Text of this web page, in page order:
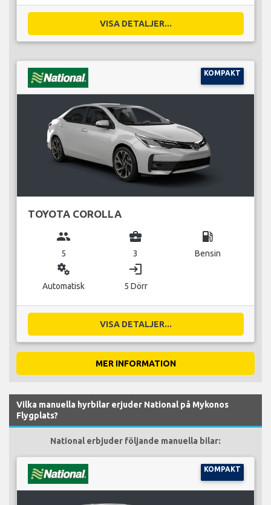
VISA DETALJER...
KOMPAKT
TOYOTA COROLLA
group
5
business_center
3
local_gas_station
Bensin
miscellaneous_services
Automatisk
login
5 Dörr
VISA DETALJER...
MER INFORMATION
Vilka manuella hyrbilar erjuder National på Mykonos
Flygplats?
National erbjuder följande manuella bilar:
KOMPAKT